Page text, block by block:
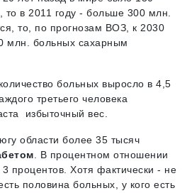
в 2011 году - больше 300 млн.
то, по прогнозам ВОЗ, к 2030
млн. больных сахарным
больных выросло в 4,5
третьего человека
избыточный вес.
области более 35 тысяч
. В процентном отношении
процентов. Хотя фактически - не
половина больных, у кого есть